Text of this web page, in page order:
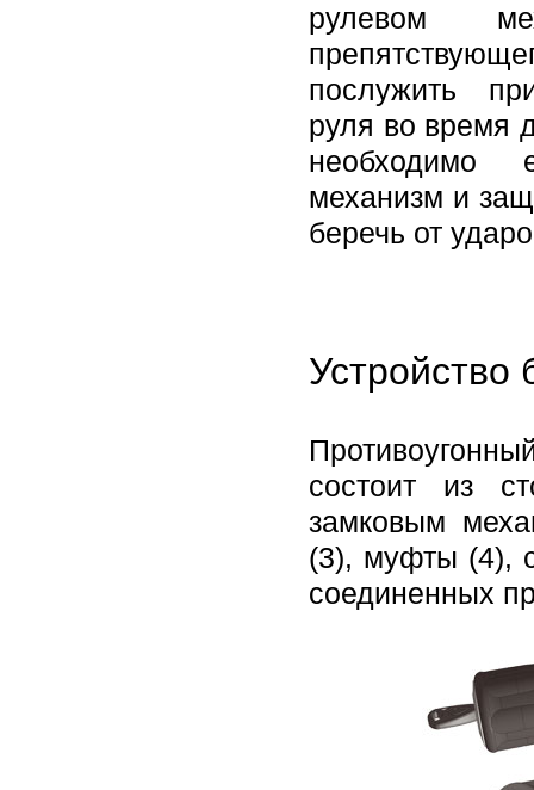
рулевом
послужить
руля во время
необходимо
механизм и
беречь от
Устройство
состоит из
замковым
(3), муфты (4),
соединенных